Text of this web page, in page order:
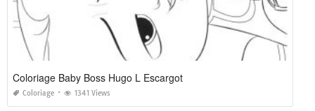
Coloriage Baby Boss Hugo L Escargot
Coloriage 1341 Views